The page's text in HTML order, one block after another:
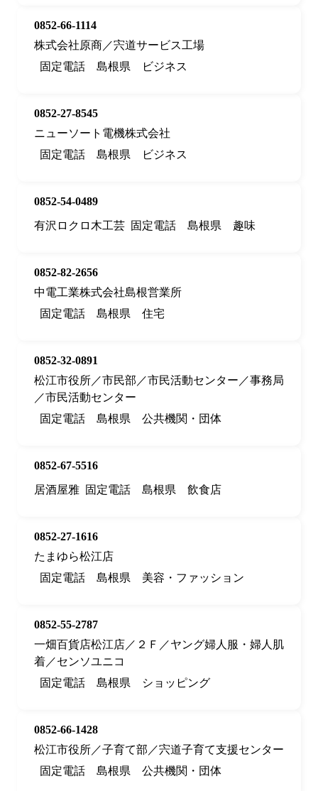
0852-66-1114
株式会社原商／宍道サービス工場
固定電話
島根県 ビジネス
0852-27-8545
ニューソート電機株式会社
固定電話
島根県 ビジネス
0852-54-0489
有沢ロクロ木工芸 固定電話 島根県 趣味
0852-82-2656
中電工業株式会社島根営業所
固定電話
島根県 住宅
0852-32-0891
松江市役所／市民部／市民活動センター／事務局
／市民活動センター
固定電話
島根県 公共機関・団体
0852-67-5516
居酒屋雅 固定電話 島根県 飲食店
0852-27-1616
たまゆら松江店
固定電話
島根県 美容・ファッション
0852-55-2787
一畑百貨店松江店／２Ｆ／ヤング婦人服・婦人肌
着／センソユニコ
固定電話
島根県 ショッピング
0852-66-1428
松江市役所／子育て部／宍道子育て支援センター
固定電話
島根県 公共機関・団体